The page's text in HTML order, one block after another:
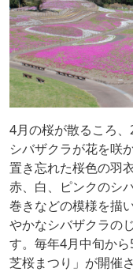
4月の桜が散るころ
シバザクラが花を咲
置き忘れた桜色の羽
赤、白、ピンクのシ
巻きなどの模様を描
やかなシバザクラの
す。毎年4月中旬か
芝桜まつり」が開催